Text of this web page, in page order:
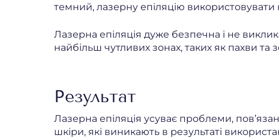
темний, лазерну епіляцію
Лазерна епіляція дуже безпечна і не
найбільш чутливих зонах, таких як пахви та
Результат
Лазерна епіляція усуває проблеми,
шкіри, які виникають в результаті